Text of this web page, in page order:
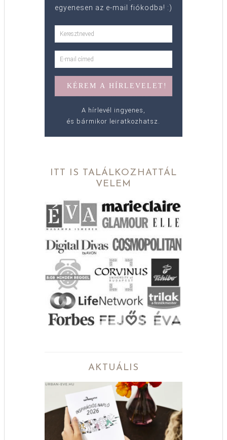
egyenesen az e-mail fiókodba! :)
A hírlevél ingyenes,
és bármikor leiratkozhatsz.
ITT IS TALÁLKOZHATTÁL
VELEM
AKTUÁLIS